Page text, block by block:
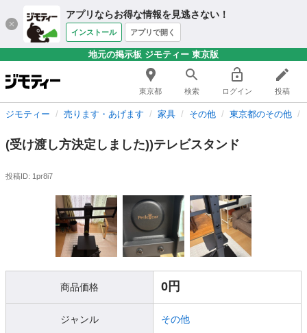
アプリならお得な情報を見逃さない！
インストール アプリで開く
地元の掲示板 ジモティー 東京版
東京都 検索 ログイン 投稿
ジモティー 売ります・あげます 家具 その他 東京都のその他
(受け渡し方決定しました))テレビスタンド
投稿ID: 1pr8i7
商品価格 0円
ジャンル その他